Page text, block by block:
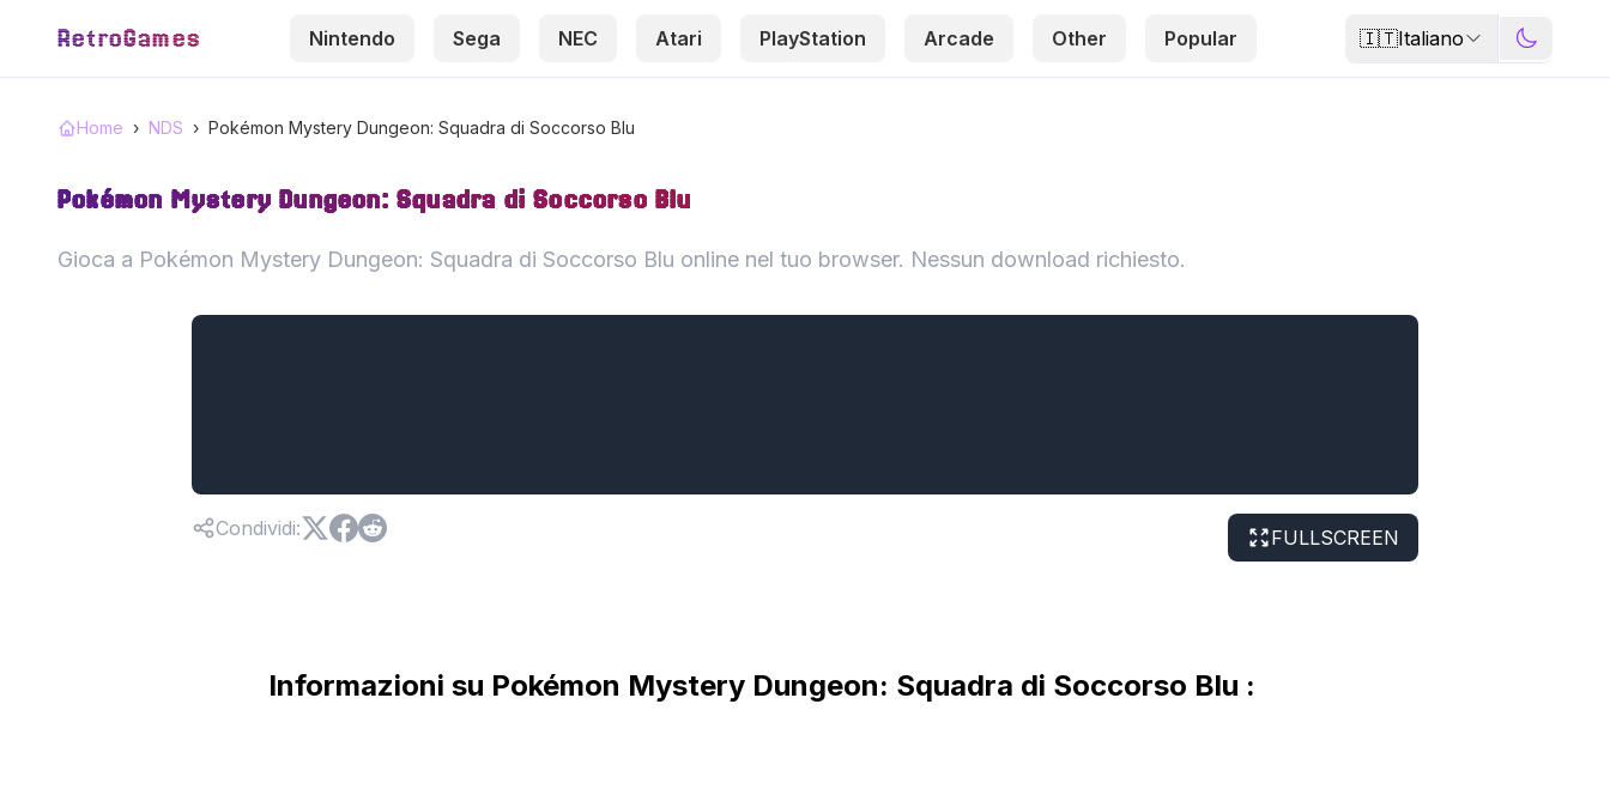
RetroGames Nintendo Sega NEC Atari PlayStation Arcade Other Popular 🇮🇹Italiano
Home › NDS › Pokémon Mystery Dungeon: Squadra di Soccorso Blu
Pokémon Mystery Dungeon: Squadra di Soccorso Blu
Gioca a Pokémon Mystery Dungeon: Squadra di Soccorso Blu online nel tuo browser. Nessun download richiesto.
Condividi: FULLSCREEN
Informazioni su Pokémon Mystery Dungeon: Squadra di Soccorso Blu :